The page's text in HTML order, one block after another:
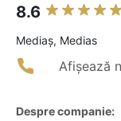
8.6
Mediaş, Medias
Afișează
Despre companie: